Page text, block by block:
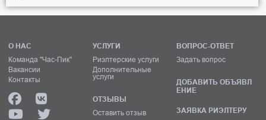
О НАС
Команда "Час-Пик"
Вакансии
Контакты
УСЛУГИ
Риэлтерские услуги
Дополнительные
услуги
ОТЗЫВЫ
Оставить отзыв
ВОПРОС-ОТВЕТ
Задать вопрос
ДОБАВИТЬ ОБЪЯВЛ
ЕНИЕ
ЗАЯВКА РИЭЛТЕРУ